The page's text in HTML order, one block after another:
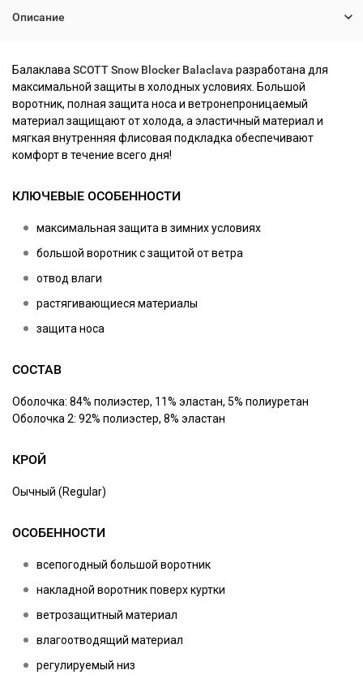
Описание
Балаклава SCOTT Snow Blocker Balaclava разработана для
максимальной защиты в холодных условиях. Большой
воротник, полная защита носа и ветронепроницаемый
материал защищают от холода, а эластичный материал и
мягкая внутренняя флисовая подкладка обеспечивают
комфорт в течение всего дня!
КЛЮЧЕВЫЕ ОСОБЕННОСТИ
максимальная защита в зимних условиях
большой воротник с защитой от ветра
отвод влаги
растягивающиеся материалы
защита носа
СОСТАВ
Оболочка: 84% полиэстер, 11% эластан, 5% полиуретан
Оболочка 2: 92% полиэстер, 8% эластан
КРОЙ
Оычный (Regular)
ОСОБЕННОСТИ
всепогодный большой воротник
накладной воротник поверх куртки
ветрозащитный материал
влагоотводящий материал
регулируемый низ